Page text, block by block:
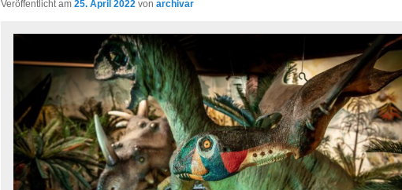
Veröffentlicht am25. April 2022 vonarchivar